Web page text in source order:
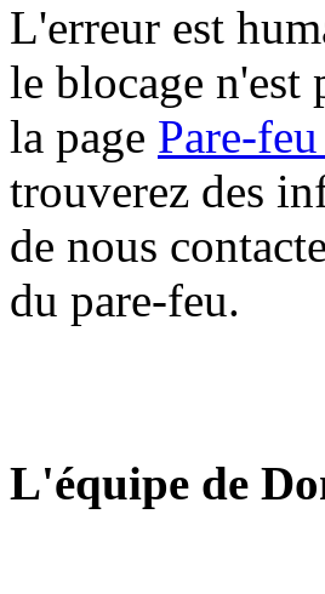
L'erreur est
le blocage n'est
la page Pare-
trouverez des
de nous
du pare-feu.
L'équipe de